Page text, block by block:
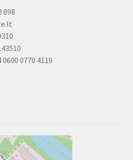
898
0600 0770 4119